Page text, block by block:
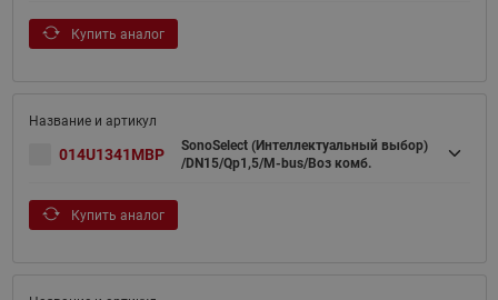
Купить аналог
014U1341MBP
SonoSelect (Интеллектуальный выбор)
/DN15/Qp1,5/M-bus/Воз комб.
Купить аналог